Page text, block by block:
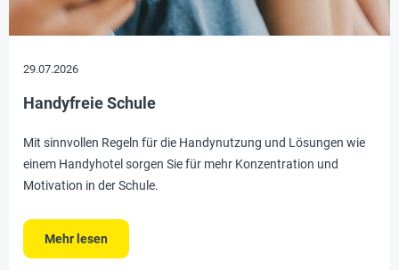
29.07.2026
Handyfreie Schule
Mit sinnvollen Regeln für die Handynutzung und Lösungen wie
einem Handyhotel sorgen Sie für mehr Konzentration und
Motivation in der Schule.